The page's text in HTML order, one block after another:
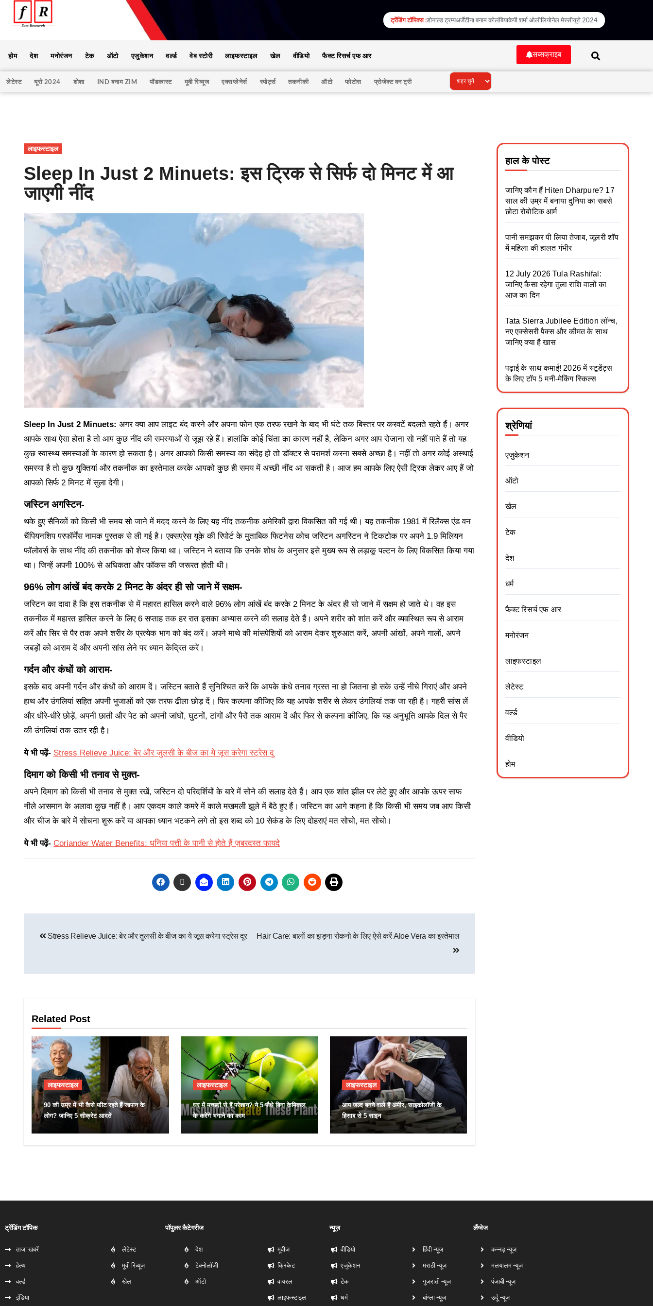
ट्रेंडिंग टॉपिक्स :डोनाल्ड ट्रम्पअर्जेंटीना बनाम कोलंबियाकेपी शर्मा ओलीलियोनेल मेस्सीयूरो 2024
होम देश मनोरंजन टेक ऑटो एजुकेशन वर्ल्ड वेब स्टोरी लाइफस्टाइल खेल वीडियो फैक्ट रिसर्च एफ आर सब्सक्राइब
लेटेस्ट यूरो 2024 शोशा IND बनाम ZIM पॉडकास्ट मूवी रिव्यूज एक्सप्लेनेर्स स्पोर्ट्स तकनीकी ऑटो फोटोस प्रोजेक्ट वन ट्री
लाइफस्टाइल
Sleep In Just 2 Minuets: इस ट्रिक से सिर्फ दो मिनट में आ
जाएगी नींद
Sleep In Just 2 Minuets: अगर क्या आप लाइट बंद करने और अपना फोन एक तरफ रखने के बाद भी घंटे तक बिस्तर पर करवटें बदलते रहते हैं। अगर
आपके साथ ऐसा होता है तो आप कुछ नींद की समस्याओं से जूझ रहे हैं। हालांकि कोई चिंता का कारण नहीं है, लेकिन अगर आप रोजाना सो नहीं पाते हैं तो यह
कुछ स्वास्थ्य समस्याओं के कारण हो सकता है। अगर आपको किसी समस्या का संदेह हो तो डॉक्टर से परामर्श करना सबसे अच्छा है। नहीं तो अगर कोई अस्थाई
समस्या है तो कुछ युक्तियां और तकनीक का इस्तेमाल करके आपको कुछ ही समय में अच्छी नींद आ सकती है। आज हम आपके लिए ऐसी ट्रिक लेकर आए हैं जो
आपको सिर्फ 2 मिनट में सुला देगी।
जस्टिन अगस्टिन-
थके हुए सैनिकों को किसी भी समय सो जाने में मदद करने के लिए यह नींद तकनीक अमेरिकी द्वारा विकसित की गई थी। यह तकनीक 1981 में रिलैक्स एंड वन
चैंपियनशिप परफॉर्मेंस नामक पुस्तक से ली गई है। एक्सप्रेस यूके की रिपोर्ट के मुताबिक फिटनेस कोच जस्टिन अगस्टिन ने टिकटोक पर अपने 1.9 मिलियन
फॉलोवर्स के साथ नींद की तकनीक को शेयर किया था। जस्टिन ने बताया कि उनके शोध के अनुसार इसे मुख्य रूप से लड़ाकू पल्टन के लिए विकसित किया गया
था‌। जिन्हें अपनी 100% से अधिकता और फॉकस की जरूरत होती थी।
96% लोग आंखें बंद करके 2 मिनट के अंदर ही सो जाने में सक्षम-
जस्टिन का दावा है कि इस तकनीक से में महारत हासिल करने वाले 96% लोग आंखें बंद करके 2 मिनट के अंदर ही सो जाने में सक्षम हो जाते थे। वह इस
तकनीक में महारत हासिल करने के लिए 6 सप्ताह तक हर रात इसका अभ्यास करने की सलाह देते हैं। अपने शरीर को शांत करें और व्यवस्थित रूप से आराम
करें और सिर से पैर तक अपने शरीर के प्रत्येक भाग को बंद करें। अपने माथे की मांसपेशियों को आराम देकर शुरुआत करें, अपनी आंखों, अपने गालों, अपने
जबड़ों को आराम दें और अपनी सांस लेने पर ध्यान केंद्रित करें।
गर्दन और कंधों को आराम-
इसके बाद अपनी गर्दन और कंधों को आराम दें। जस्टिन बताते हैं सुनिश्चित करें कि आपके कंधे तनाव ग्रस्त ना हो जितना हो सके उन्हें नीचे गिराएं और अपने
हाथ और उंगलियां सहित अपनी भुजाओं को एक तरफ ढीला छोड़ दें। फिर कल्पना कीजिए कि यह आपके शरीर से लेकर उंगलियां तक जा रही है। गहरी सांस लें
और धीरे-धीरे छोड़ें, अपनी छाती और पेट को अपनी जांघों, घुटनों, टांगों और पैरों तक आराम दें और फिर से कल्पना कीजिए, कि यह अनुभूति आपके दिल से पैर
की उंगलियां तक उतर रही है।
ये भी पढ़ें- Stress Relieve Juice: बेर और जुलसी के बीज का ये जूस करेगा स्ट्रेस दू
दिमाग को किसी भी तनाव से मुक्त-
अपने दिमाग को किसी भी तनाव से मुक्त रखें, जस्टिन दो परिदर्शियों के बारे में सोने की सलाह देते हैं। आप एक शांत झील पर लेटे हुए और आपके ऊपर साफ
नीले आसमान के अलावा कुछ नहीं है। आप एकदम काले कमरे में काले मखमली झूले में बैठे हुए हैं। जस्टिन का आगे कहना है कि किसी भी समय जब आप किसी
और चीज के बारे में सोचना शुरू करें या आपका ध्यान भटकने लगे तो इस शब्द को 10 सेकंड के लिए दोहराएं मत सोचो, मत सोचो।
ये भी पढ़ें- Coriander Water Benefits: धनिया पत्ती के पानी से होते हैं ज़बरदस्त फायदे
Stress Relieve Juice: बेर और तुलसी के बीज का ये जूस करेगा स्ट्रेस दूर Hair Care: बालों का झड़ना रोकनो के लिए ऐसे करें Aloe Vera का इस्तेमाल
Related Post
लाइफस्टाइल
90 की उम्र में भी कैसे फीट रहते हैं जापान के
लोग? जानिए 5 सीक्रेट आदतें
लाइफस्टाइल
घर में मच्छरों से हैं परेशान? ये 5 पौधे बिना केमिकल
के करेंगे भगाने का काम
लाइफस्टाइल
आप जल्द बनने वाले हैं अमीर, साइकोलॉजी के
हिसाब से 5 साइन
हाल के पोस्ट
जानिए कौन हैं Hiten Dharpure? 17
साल की उम्र में बनाया दुनिया का सबसे
छोटा रोबोटिक आर्म
पानी समझकर पी लिया तेजाब, जूलरी शॉप
में महिला की हालत गंभीर
12 July 2026 Tula Rashifal:
जानिए कैसा रहेगा तुला राशि वालों का
आज का दिन
Tata Sierra Jubilee Edition लॉन्च,
नए एक्सेसरी पैक्स और कीमत के साथ
जानिए क्या है खास
पढ़ाई के साथ कमाई! 2026 में स्टूडेंट्स
के लिए टॉप 5 मनी-मेकिंग स्किल्स
श्रेणियां
एजुकेशन
ऑटो
खेल
टेक
देश
धर्म
फैक्ट रिसर्च एफ आर
मनोरंजन
लाइफस्टाइल
लेटेस्ट
वर्ल्ड
वीडियो
होम
ट्रेंडिंग टॉपिक
ताजा खबरें
हेल्‍थ
वर्ल्ड
इंडिया
पॉपुलर कैटेगरीज
लेटेस्ट
मूवी रिव्यूज
खेल
देश
टेक्नोलॉजी
ऑटो
न्यूज़
मूवीज
क्रिकेट
वायरल
लाइफस्टाइल
वीडियो
एजुकेशन
टेक
धर्म
लैंग्वेज
हिंदी न्यूज
मराठी न्यूज
गुजराती न्यूज
बांग्ला न्यूज
कन्नड़ न्यूज
मलयालम न्यूज
पंजाबी न्यूज
उर्दू न्यूज